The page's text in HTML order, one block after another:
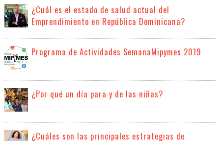
¿Cuál es el estado de salud actual del
Emprendimiento en República Dominicana?
Programa de Actividades SemanaMipymes 2019
¿Por qué un día para y de las niñas?
¿Cuáles son las principales estrategias de